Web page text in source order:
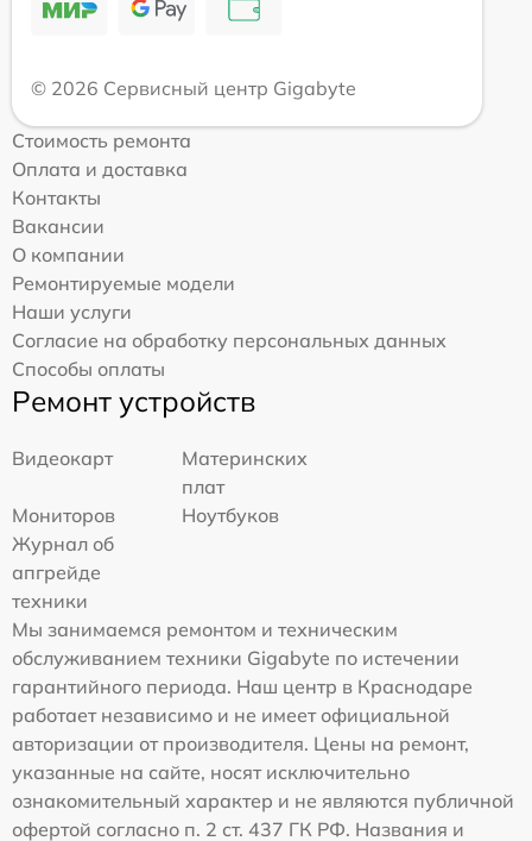
© 2026 Сервисный центр Gigabyte
Стоимость ремонта
Оплата и доставка
Контакты
Вакансии
О компании
Ремонтируемые модели
Наши услуги
Согласие на обработку персональных данных
Способы оплаты
Ремонт устройств
Видеокарт
Материнских
плат
Мониторов
Ноутбуков
Журнал об
апгрейде
техники
Мы занимаемся ремонтом и техническим
обслуживанием техники Gigabyte по истечении
гарантийного периода. Наш центр в Краснодаре
работает независимо и не имеет официальной
авторизации от производителя. Цены на ремонт,
указанные на сайте, носят исключительно
ознакомительный характер и не являются публичной
офертой согласно п. 2 ст. 437 ГК РФ. Названия и